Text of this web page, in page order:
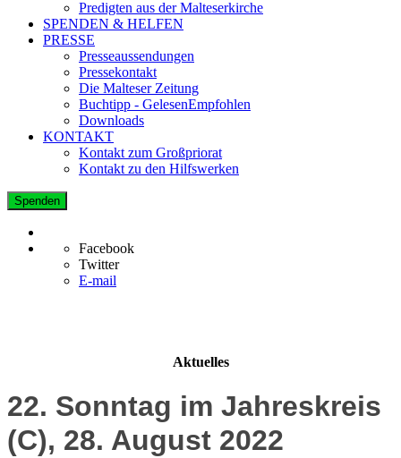
Predigten aus der Malteserkirche
SPENDEN & HELFEN
PRESSE
Presseaussendungen
Pressekontakt
Die Malteser Zeitung
Buchtipp - GelesenEmpfohlen
Downloads
KONTAKT
Kontakt zum Großpriorat
Kontakt zu den Hilfswerken
Spenden
Facebook
Twitter
E-mail
Aktuelles
22. Sonntag im Jahreskreis
(C), 28. August 2022